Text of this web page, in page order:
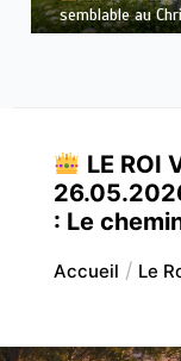
qui purifie : Être
LE ROI
: Le
Accueil Le